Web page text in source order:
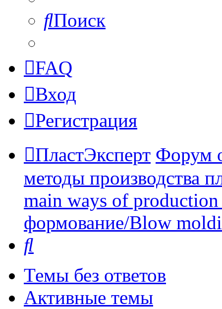
Поиск
FAQ
Вход
Регистрация
ПластЭксперт Форум
методы производства
main ways of
формование/Blow
Темы без ответов
Активные темы